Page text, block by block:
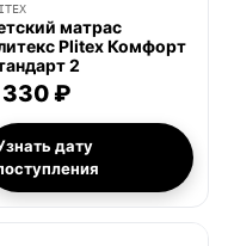
матрас
Plitex Комфорт
2
330 ₽
дату